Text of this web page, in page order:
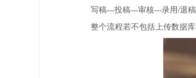
写稿---投稿---审核---录用/退
整个流程若不包括上传数据